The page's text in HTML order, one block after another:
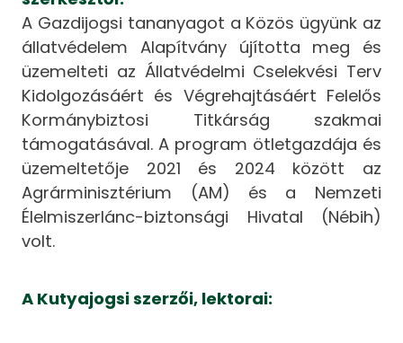
A Gazdijogsi tananyagot a Közös ügyünk az
állatvédelem Alapítvány újította meg és
üzemelteti az Állatvédelmi Cselekvési Terv
Kidolgozásáért és Végrehajtásáért Felelős
Kormánybiztosi Titkárság szakmai
támogatásával. A program ötletgazdája és
üzemeltetője 2021 és 2024 között az
Agrárminisztérium (AM) és a Nemzeti
Élelmiszerlánc-biztonsági Hivatal (Nébih)
volt.
A Kutyajogsi szerzői, lektorai: